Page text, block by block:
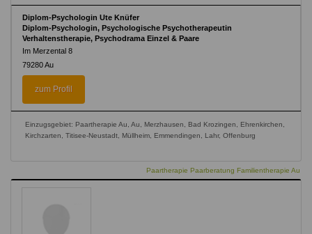
Diplom-Psychologin Ute Knüfer
Diplom-Psychologin, Psychologische Psychotherapeutin
Verhaltenstherapie, Psychodrama Einzel & Paare
Im Merzental 8
79280Au
zum Profil
Einzugsgebiet: Paartherapie Au, Au, Merzhausen, Bad Krozingen, Ehrenkirchen,
Kirchzarten, Titisee-Neustadt, Müllheim, Emmendingen, Lahr, Offenburg
Paartherapie Paarberatung Familientherapie Au